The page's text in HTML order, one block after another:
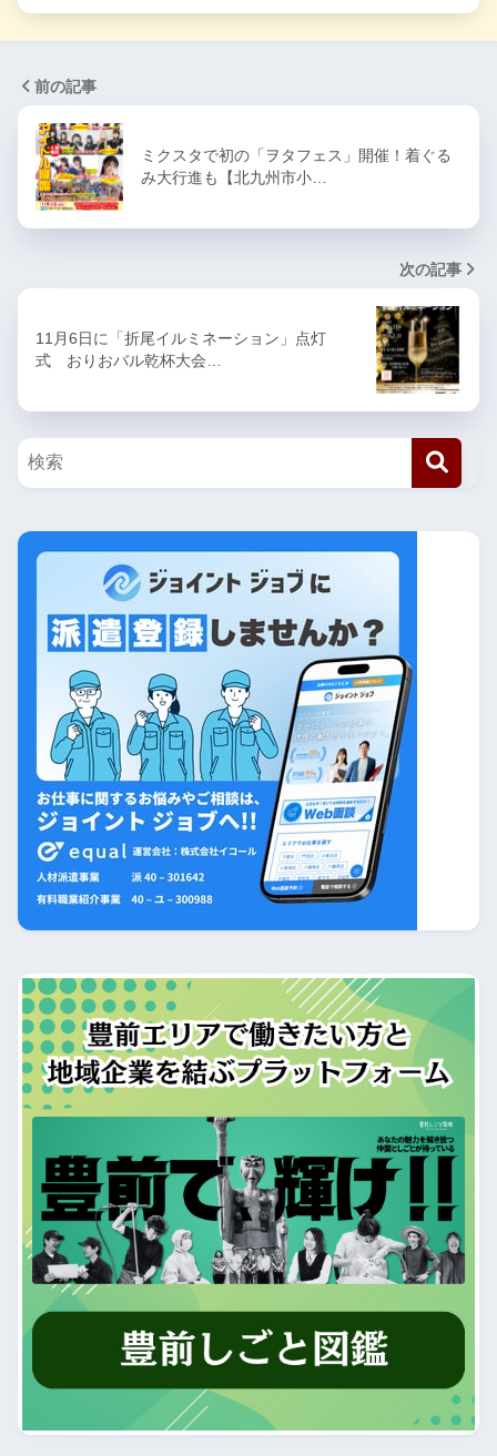
前の記事
ミクスタで初の「ヲタフェス」開催！着ぐる
み大行進も【北九州市小…
次の記事
11月6日に「折尾イルミネーション」点灯
式 おりおバル乾杯大会…